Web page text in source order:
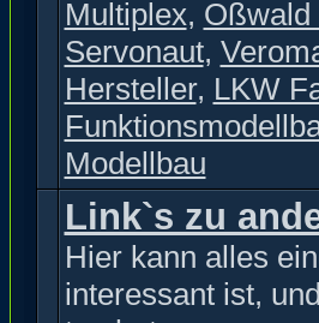
Multiplex, Oßwald
Servonaut,
Hersteller, LKW
Modellbau
Link`s zu
Hier kann alles
interessant ist,